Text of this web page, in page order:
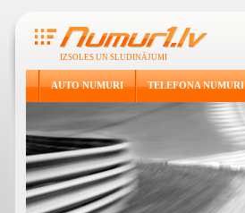
IZSOLES UN SLUDINĀJUMI
AUTO NUMURI TELEFONA NUMURI